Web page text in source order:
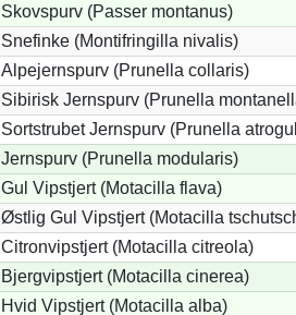
Skovspurv (Passer montanus)
Snefinke (Montifringilla nivalis)
Alpejernspurv (Prunella collaris)
Sibirisk Jernspurv (Prunella
Sortstrubet Jernspurv (Prunella
Jernspurv (Prunella modularis)
Gul Vipstjert (Motacilla flava)
Østlig Gul Vipstjert (Motacilla
Citronvipstjert (Motacilla citreola)
Bjergvipstjert (Motacilla cinerea)
Hvid Vipstjert (Motacilla alba)